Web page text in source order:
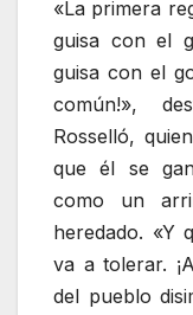
«La primera
guisa con el
guisa con el
común!»,
Rosselló,
que él se
como un
heredado. «Y
va a tolerar.
del pueblo